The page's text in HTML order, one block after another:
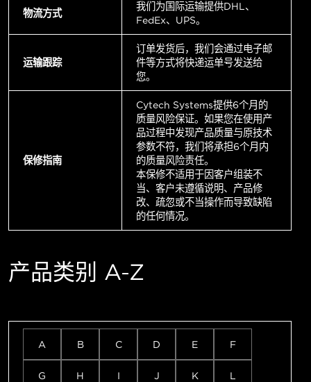
物流方式
我们为国际运输提供DHL、
FedEx、UPS。
运输跟踪
订单发货后，我们会通过电子邮
件等方式将快递运单号发送给
您。
保修指南
Cytech Systems提供6个月的
质量风险保证。如果您在使用产
品过程中发现产品质量与原技术
参数不符，我们将承担6个月内
的质量风险责任。
本保修不适用于因客户组装不
当、客户未遵循说明、产品修
改、疏忽或不当操作而导致缺陷
的任何情况。
产品类别 A-Z
A B C D E F
G H I J K L